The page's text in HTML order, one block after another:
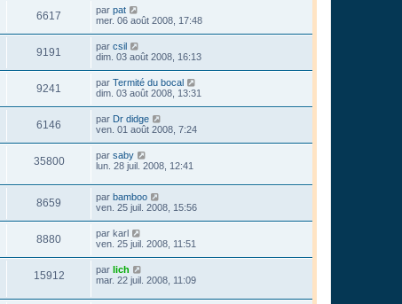
6617 par pat
mer. 06 août 2008, 17:48
9191 par csil
dim. 03 août 2008, 16:13
9241 par Termité du bocal
dim. 03 août 2008, 13:31
6146 par Dr didge
ven. 01 août 2008, 7:24
35800 par saby
lun. 28 juil. 2008, 12:41
8659 par bamboo
ven. 25 juil. 2008, 15:56
8880 par karl
ven. 25 juil. 2008, 11:51
15912 par lich
mar. 22 juil. 2008, 11:09